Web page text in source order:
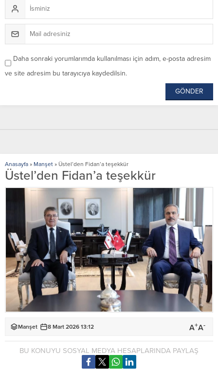
Daha sonraki yorumlarımda kullanılması için adım, e-posta adresim
ve site adresim bu tarayıcıya kaydedilsin.
Anasayfa » Manşet » Üstel’den Fidan’a teşekkür
Üstel’den Fidan’a teşekkür
Manşet 8 Mart 2026 13:12 A+A-
BU KONUYU SOSYAL MEDYA HESAPLARINDA PAYLAŞ